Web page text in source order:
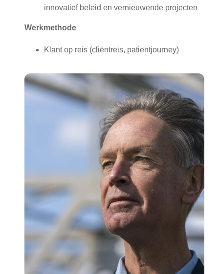
innovatief beleid en vernieuwende projecten
Werkmethode
Klant op reis (cliëntreis, patientjourney)